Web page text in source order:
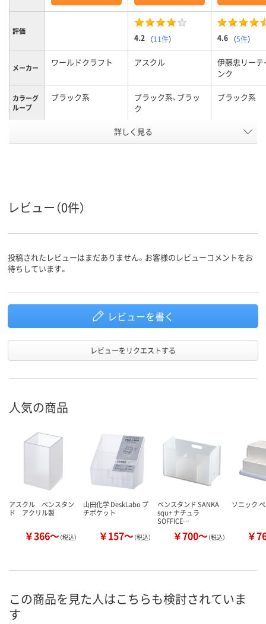
評価
4.2 （11件） 4.6 （5件）
メーカー ワールドクラフト アスクル
伊藤忠リーテ
ンク
カラーグ
ループ
ブラック系
ブラック系、ブラッ
ク
ブラック系
合皮(PU)、合成皮革詳しく見る
レビュー（0件）
投稿されたレビューはまだありません。お客様のレビューコメントをお
待ちしています。
レビューを書く
レビューをリクエストする
人気の商品
アスクル ペンスタン
ド アクリル製
￥366～（税込）
山田化学 DeskLabo プ
チポケット
￥157～（税込）
ペンスタンド SANKA
squ+ ナチュラ
SOFFICE…
￥700～（税込）
ソニック
￥
この商品を見た人はこちらも検討されていま
す